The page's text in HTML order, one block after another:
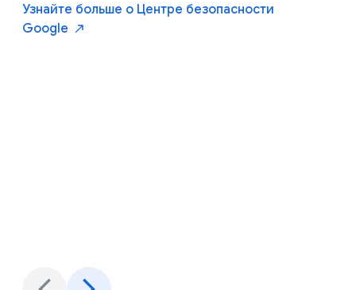
Узнайте больше о Центре безопасности
Google